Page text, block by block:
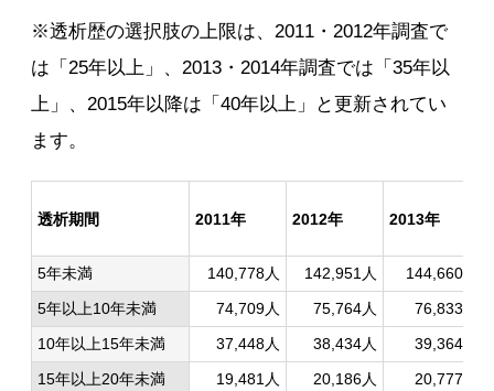
※透析歴の選択肢の上限は、2011・2012年調査で
は「25年以上」、2013・2014年調査では「35年以
上」、2015年以降は「40年以上」と更新されてい
ます。
透析期間 2011年 2012年 2013年
5年未満 140,778人 142,951人
144,660人
5年以上10年未満
74,709人 75,764人
76,833人
10年以上15年未満
37,448人 38,434人
39,364人
15年以上20年未満
19,481人 20,186人
20,777人